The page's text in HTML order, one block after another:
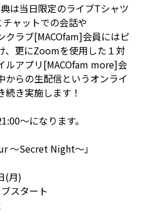
は当日限定のライブTシャツ
ャットでの会話や
クラブ[MACOfam]会員にはピ
、更にZoomを使用した１対
ルアプリ[MACOfam more]会
からの生配信というオンライ
続き実施します！
～になります。
～Secret Night～」
(月)
スタート